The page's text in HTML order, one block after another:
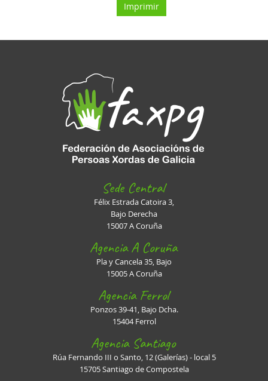
Imprimir
Sede Central
Félix Estrada Catoira 3,
Bajo Derecha
15007 A Coruña
Agencia A Coruña
Pla y Cancela 35, Bajo
15005 A Coruña
Agencia Ferrol
Ponzos 39-41, Bajo Dcha.
15404 Ferrol
Agencia Santiago
Rúa Fernando III o Santo, 12 (Galerías) - local 5
15705 Santiago de Compostela